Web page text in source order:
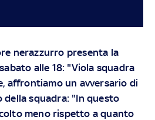
nerazzurro presenta la
alle 18: "Viola squadra
affrontiamo un avversario di
della squadra: "In questo
meno rispetto a quanto